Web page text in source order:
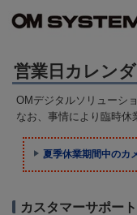
営業日カレン
OMデジタルソリューシ
なお、事情により臨時
夏季休業期間中のカ
カスタマーサポー